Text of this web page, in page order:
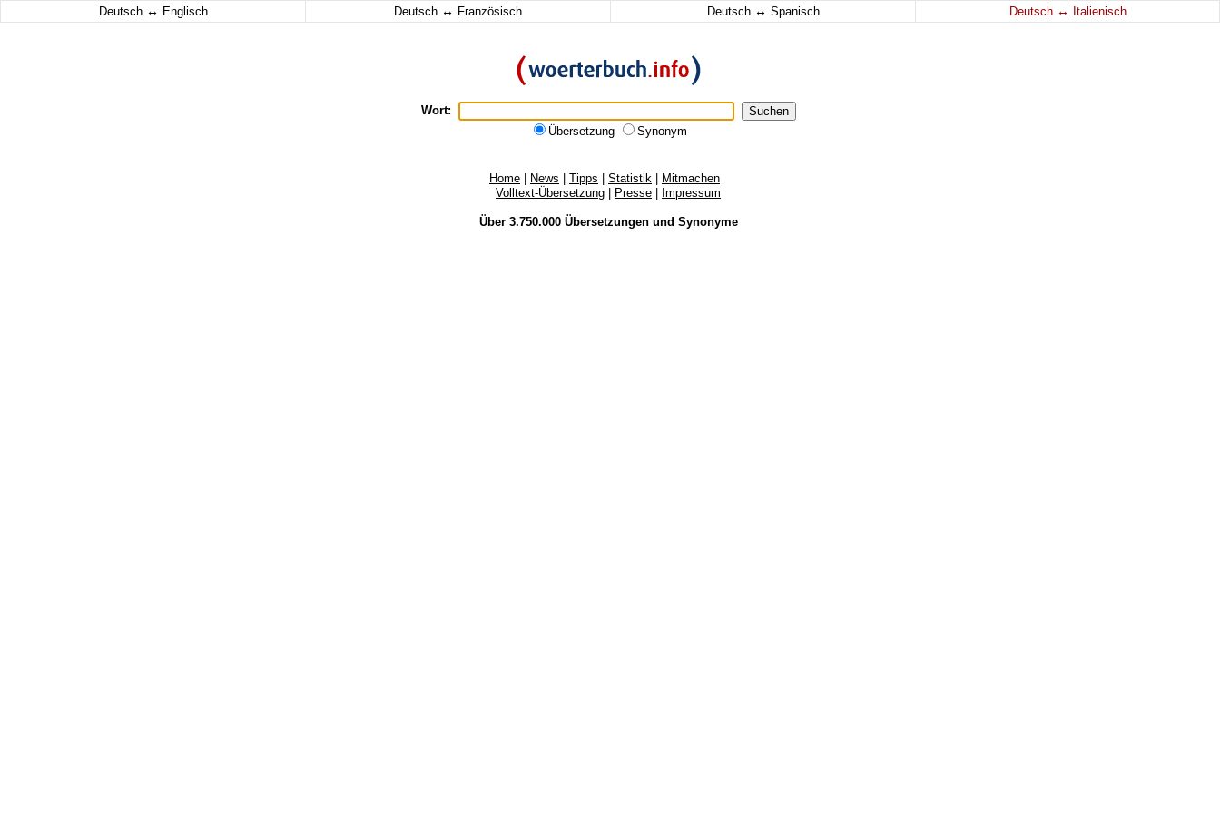
Deutsch ↔ Englisch Deutsch ↔ Französisch Deutsch ↔ Spanisch Deutsch ↔ Italienisch
Wort:
Übersetzung
Synonym
Home News Tipps Statistik
Mitmachen
Volltext-Übersetzung
Presse
Impressum
Über 3.750.000 Übersetzungenund Synonyme